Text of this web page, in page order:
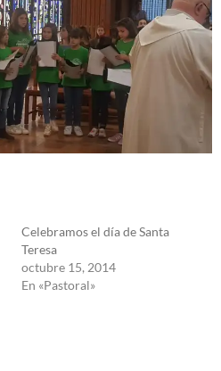
Celebramos el día de Santa
Teresa
octubre 15, 2014
En «Pastoral»